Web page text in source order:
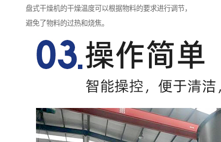
盘式干燥机的干燥温度可以根据物料的要求进行调节，
避免了物料的过热和烧焦。